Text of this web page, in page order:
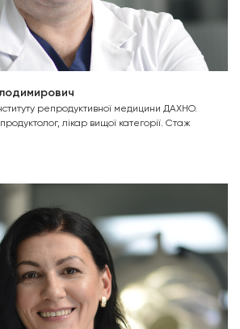
репродуктивної медицини ДАХНО.
лікар вищої категорії. Стаж